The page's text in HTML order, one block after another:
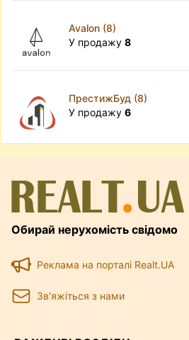
Avalon (8)
У продажу 8
ПрестижБуд (8)
У продажу 6
Обирай нерухомість свідомо
Реклама на порталі Realt.UA
Зв'яжіться з нами